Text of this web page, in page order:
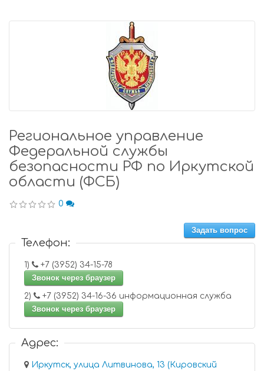
Региональное управление
Федеральной службы
безопасности РФ по Иркутской
области (ФСБ)
0
Задать вопрос
Телефон:
1)
+7 (3952) 34-15-78
Звонок через браузер
2)
+7 (3952) 34-16-36 информационная служба
Звонок через браузер
Адрес:
Иркутск, улица Литвинова, 13 (Кировский